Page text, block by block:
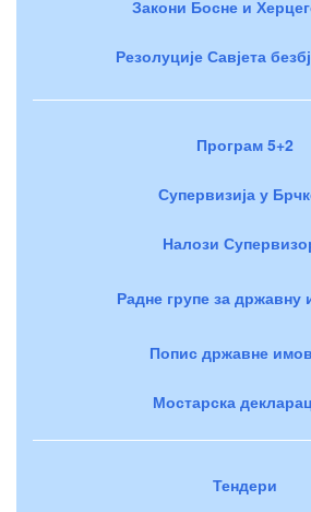
Закони Босне и
Резолуције Савјета
Програм 5+2
Супервизија у
Налози
Радне групе за државну
Попис државне
Мостарска
Тендери